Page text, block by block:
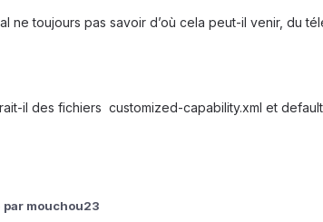
ne toujours pas savoir d’où cela peut-il venir, du
il des fichiers customized-capability.xml et
par mouchou23